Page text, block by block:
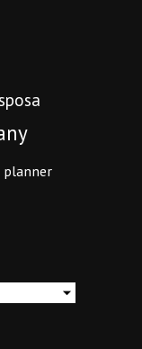
planner